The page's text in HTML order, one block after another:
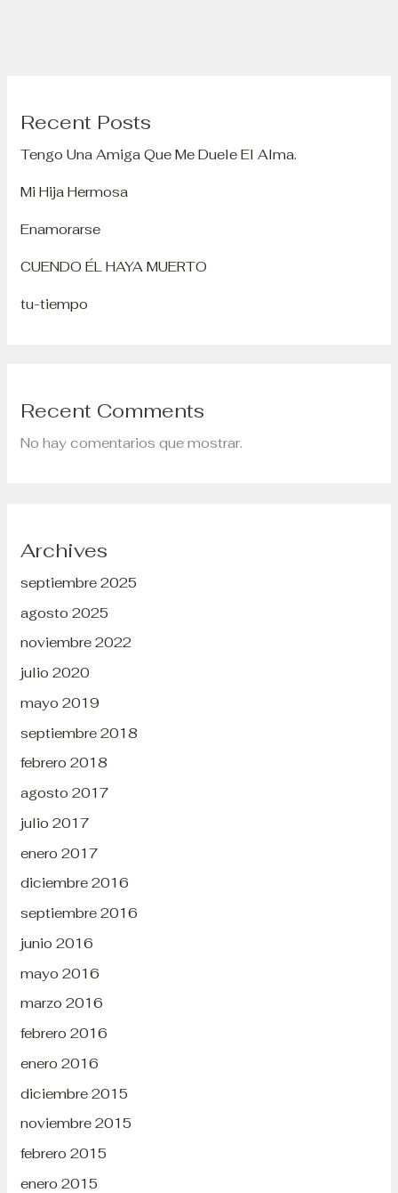
Recent Posts
Tengo Una Amiga Que Me Duele El Alma.
Mi Hija Hermosa
Enamorarse
CUENDO ÉL HAYA MUERTO
tu-tiempo
Recent Comments
No hay comentarios que mostrar.
Archives
septiembre 2025
agosto 2025
noviembre 2022
julio 2020
mayo 2019
septiembre 2018
febrero 2018
agosto 2017
julio 2017
enero 2017
diciembre 2016
septiembre 2016
junio 2016
mayo 2016
marzo 2016
febrero 2016
enero 2016
diciembre 2015
noviembre 2015
febrero 2015
enero 2015